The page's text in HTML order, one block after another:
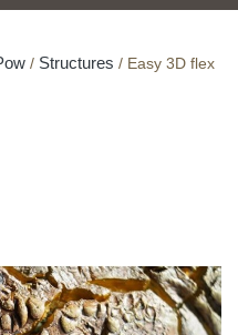
Structures
Easy 3D flex